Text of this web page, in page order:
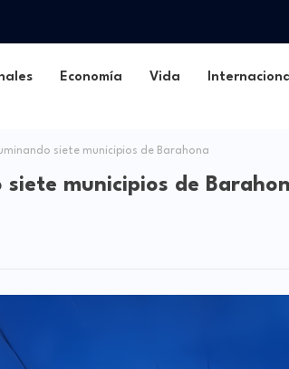
Economía Vida
siete municipios de Barahona
municipios de